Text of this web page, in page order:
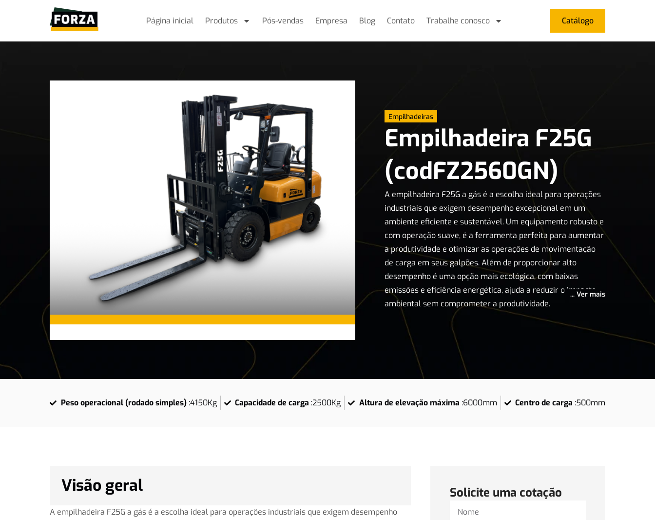
Página inicial Produtos Pós-vendas Empresa Blog Contato Trabalhe conosco Catálogo
Empilhadeiras
Empilhadeira F25G
(codFZ2560GN)
A empilhadeira F25G a gás é a escolha ideal para operações
industriais que exigem desempenho excepcional em um
ambiente eficiente e sustentável. Um equipamento robusto e
com operação suave, é a ferramenta perfeita para aumentar
a produtividade e otimizar as operações de movimentação
de carga em seus galpões. Além de proporcionar alto
desempenho é uma opção mais ecológica, com baixas
emissões e eficiência energética, ajuda a reduzir o impacto
ambiental sem comprometer a produtividade.
... Ver mais
Peso operacional (rodado simples):4150Kg Capacidade de carga :2500Kg Altura de elevação máxima :6000mm Centro de carga :500mm
Visão geral
A empilhadeira F25G a gás é a escolha ideal para operações industriais que exigem desempenho
Solicite uma cotação